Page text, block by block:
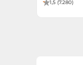
1,5 (7.280)